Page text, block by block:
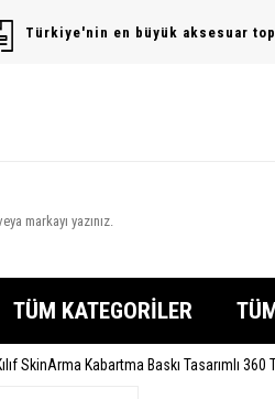
Türkiye'nin en büyük aksesuar
TÜM KATEGORİLER
SkinArma Kabartma Baskı Tasarımlı